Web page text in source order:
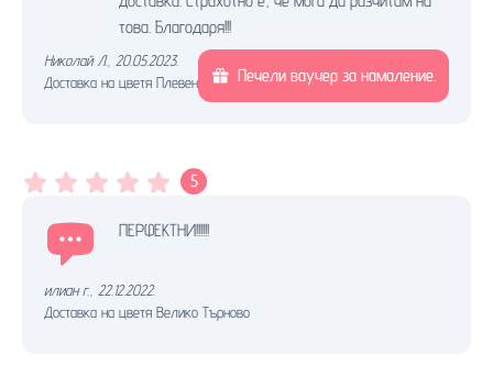
това. Благодаря!!!
Николай Л., 20.05.2023.
Доставка на цветя Плевен
Печели ваучер за намаление.
5
ПЕРФЕКТНИ!!!!!!
илиан г. 22.12.2022.
Доставка на цветя Велико Търново